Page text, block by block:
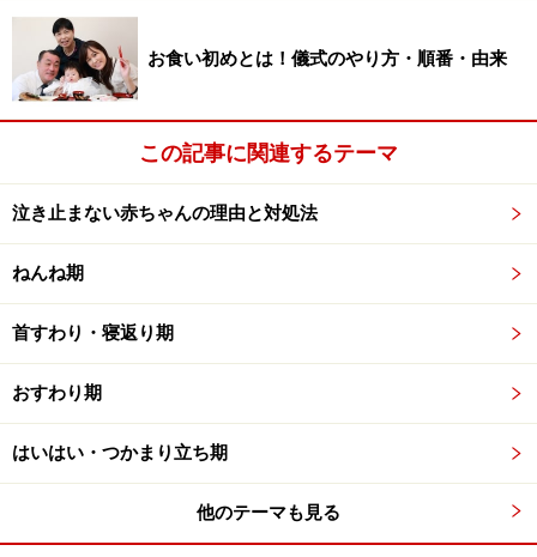
ル袋
オムツを捨てる時や、小さなゴミが出た時なども大活
躍！汚れた服や嘔吐してしまった処理にも便利です。旅
先で子供が拾ったきれいな葉っぱや貝を持って帰るのに
赤ちゃんとの旅行に必要な持ち物3：タオル
（バスタオルも含む）
タオルは多めに欲しいもの。バスタオルも1枚あると便
で、エアコンからお子さんを守ってくれます。また時に
は日よけにもなります。
ハンドタオルや、スポーツタオルは、汗をふくのはもち
ろんのこと、夏の旅行でベビーカーなどに乗っているお
お食い初めとは！儀式のやり方・順番・由来
この記事に関連するテーマ
泣き止まない赤ちゃんの理由と対処法
ねんね期
首すわり・寝返り期
おすわり期
はいはい・つかまり立ち期
他のテーマも見る